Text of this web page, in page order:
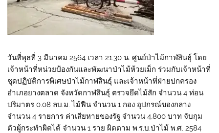
วันที่พุธที่ 3 มีนาคม 2564 เวลา 21.30 น. ศูนย์ป่าไม้กาฬสินธุ์ โดย
เจ้าหน้าที่หน่วยป้องกันและพัฒนาป่าไม้ห้วยเม็ก ร่วมกับเจ้าหน้าที่
ชุดปฏิบัติการพิเศษป่าไม้กาฬสินธุ์ และเจ้าหน้าที่ฝ่ายปกครอง
อำเภอยางตลาด จังหวัดกาฬสินธุ์ ตรวจยึดไม้สัก จำนวน 4 ท่อน
ปริมาตร 0.08 ลบ.ม. ไม้ฟืน จำนวน 1 กอง อุปกรณ์ของกลาง
จำนวน 4 รายการ ค่าเสียหายของรัฐ จำนวน 4,800 บาท จับกุม
ตัวผู้กระทำผิดได้ จำนวน 1 ราย ผิดตาม พ.ร.บ.ป่าไม้ พ.ศ. 2584